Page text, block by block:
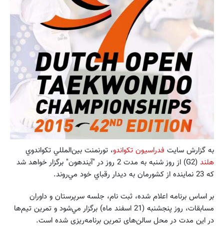
به گزارش سايت فدراسيون تكواندو، تورنمنت بين‌المللي تكواندوي
هلند
(G2) از روز شنبه به مدت 2 روز در "آيندهون" برگزار خواهد شد
كه 23 نماينده از كشورمان به ديدار رقباي خود مي‌روند.
بر اساس برنامه اعلام شده، ثبت نام، جلسه سرپرستان و داوران
مسابقات، روز پنجشنبه (21 اسفند ماه) برگزار مي‌شود و تمرین تیم‌ها
در این مدت در محل سالن‌های تمرین برنامه‌ریزی شده است.